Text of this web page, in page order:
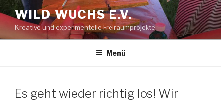
Zum
Inhalt
springen
WILD WUCHS E.V.
Kreative und experimentelle Freiraumprojekte
Menü
Es geht wieder richtig los! Wir